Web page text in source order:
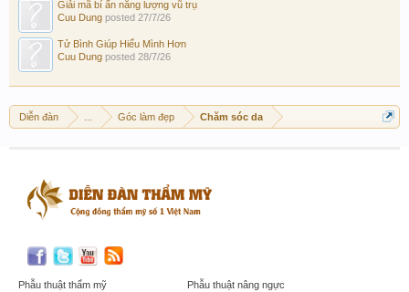
Giải mã bí ẩn năng lượng vũ trụ
Cuu Dung posted 27/7/26
Tử Bình Giúp Hiểu Mình Hơn
Cuu Dung posted 28/7/26
Diễn đàn Góc làm đẹp Chăm sóc da
Phẫu thuật thẩm mỹ
Phẫu thuật nâng ngực